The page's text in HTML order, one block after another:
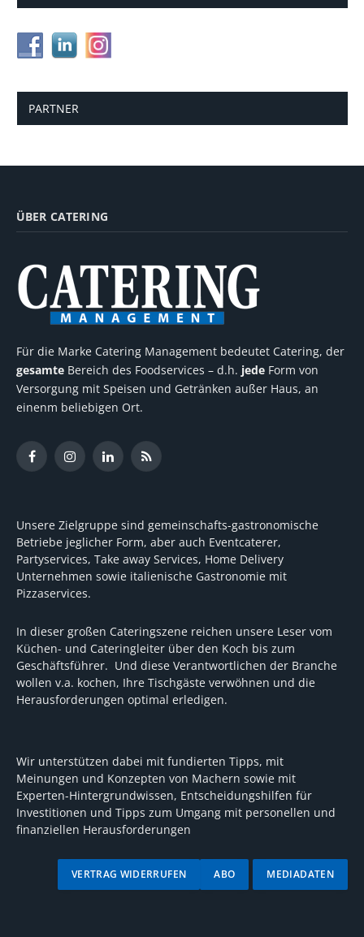
PARTNER
ÜBER CATERING
Für die Marke Catering Management bedeutet Catering, der
gesamte Bereich des Foodservices – d.h. jede Form von
Versorgung mit Speisen und Getränken außer Haus, an
einenm beliebigen Ort.
FacebookInstagramLinkedInRSS
Unsere Zielgruppe sind gemeinschafts-gastronomische
Betriebe jeglicher Form, aber auch Eventcaterer,
Partyservices, Take away Services, Home Delivery
Unternehmen sowie italienische Gastronomie mit
Pizzaservices.
In dieser großen Cateringszene reichen unsere Leser vom
Küchen- und Cateringleiter über den Koch bis zum
Geschäftsführer. Und diese Verantwortlichen der Branche
wollen v.a. kochen, Ihre Tischgäste verwöhnen und die
Herausforderungen optimal erledigen.
Wir unterstützen dabei mit fundierten Tipps, mit
Meinungen und Konzepten von Machern sowie mit
Experten-Hintergrundwissen, Entscheidungshilfen für
Investitionen und Tipps zum Umgang mit personellen und
finanziellen Herausforderungen
MEDIADATEN
ABO
VERTRAG WIDERRUFEN